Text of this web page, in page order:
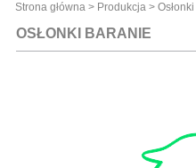
Strona główna > Produkcja >
OSŁONKI BARANIE